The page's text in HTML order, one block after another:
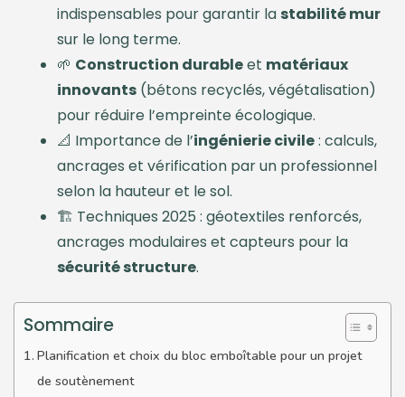
indispensables pour garantir la stabilité mur
sur le long terme.
🌱 Construction durableet matériaux
innovants (bétons recyclés, végétalisation)
pour réduire l’empreinte écologique.
📐 Importance de l’ingénierie civile: calculs,
ancrages et vérification par un professionnel
selon la hauteur et le sol.
🏗️ Techniques 2025 : géotextiles renforcés,
ancrages modulaires et capteurs pour la
sécurité structure.
Sommaire
Planification et choix du bloc emboîtable pour un projet
de soutènement